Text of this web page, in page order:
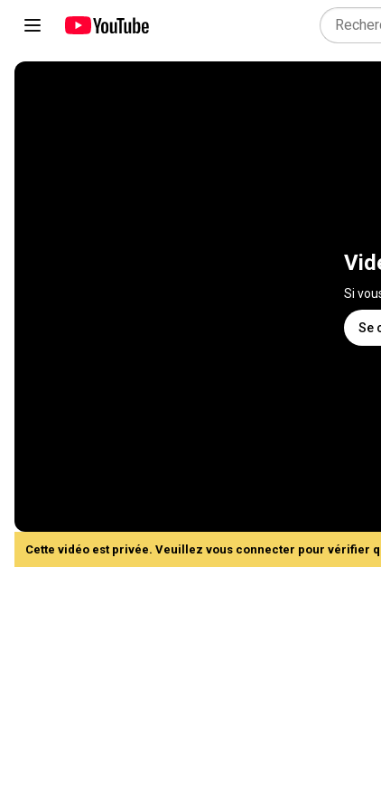
Si
Se
Cette vidéo est privée. Veuillez vous connecter pour vérifier